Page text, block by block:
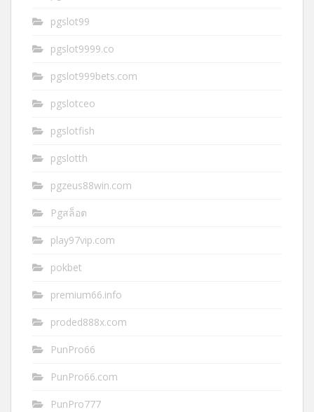
pgslot99
pgslot9999.co
pgslot999bets.com
pgslotceo
pgslotfish
pgslotth
pgzeus88win.com
Pgสล็อต
play97vip.com
pokbet
premium66.info
proded888x.com
PunPro66
PunPro66.com
PunPro777